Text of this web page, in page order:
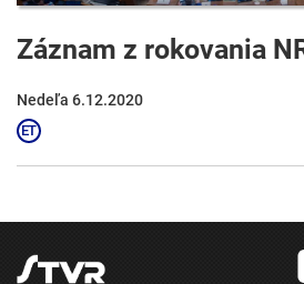
Záznam z rokovania
Nedeľa 6.12.2020